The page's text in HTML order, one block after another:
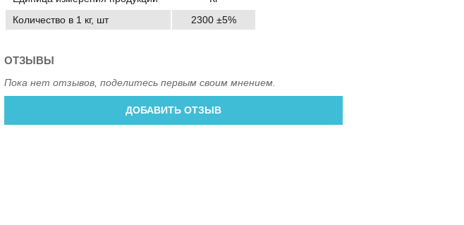
Количество в 1 кг, шт
2300 ±5%
ОТЗЫВЫ
Пока нет отзывов, поделитесь первым своим мнением.
ДОБАВИТЬ ОТЗЫВ